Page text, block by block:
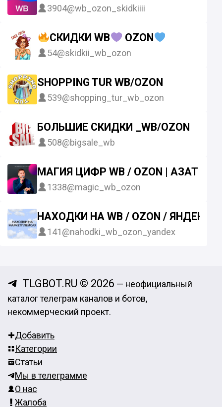
3904@wb_ozon_skidkiiii
СКИДКИ WB OZON
54@skidkii_wb_ozon
SHOPPING TUR WB/OZON
539@shopping_tur_wb_ozon
БОЛЬШИЕ СКИДКИ _WB/OZON
508@bigsale_wb
МАГИЯ ЦИФР WB / OZON | АЗАТ
1338@magic_wb_ozon
НАХОДКИ НА WB / OZON / ЯНДЕКС
141@nahodki_wb_ozon_yandex
TLGBOT.RU © 2026 — неофициальный
каталог телеграм каналов и ботов,
некоммерческий проект.
Добавить
Категории
Статьи
Мы в телеграмме
О нас
Жалоба